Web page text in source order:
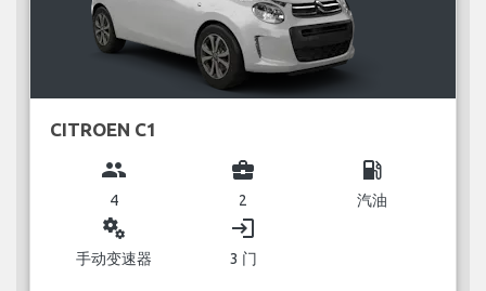
CITROEN C1
group
4
business_center
2
local_gas_station
汽油
miscellaneous_services
手动变速器
login
3 门